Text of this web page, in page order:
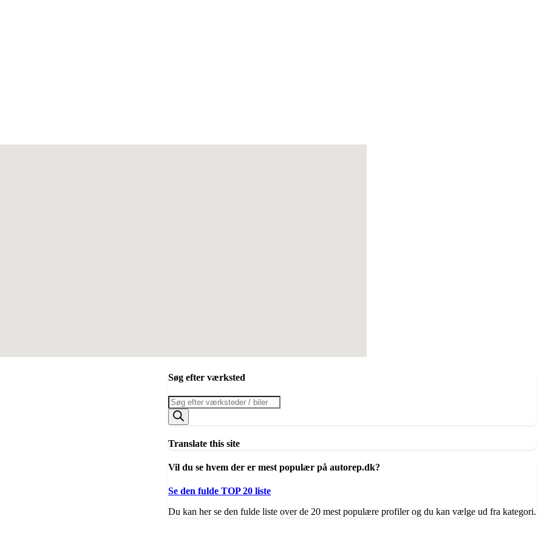
Søg efter værksted
Products
search
Translate this site
Vil du se hvem der er mest populær på autorep.dk?
Se den fulde TOP 20 liste
Du kan her se den fulde liste over de 20 mest populære profiler og du kan vælge ud fra kategori.